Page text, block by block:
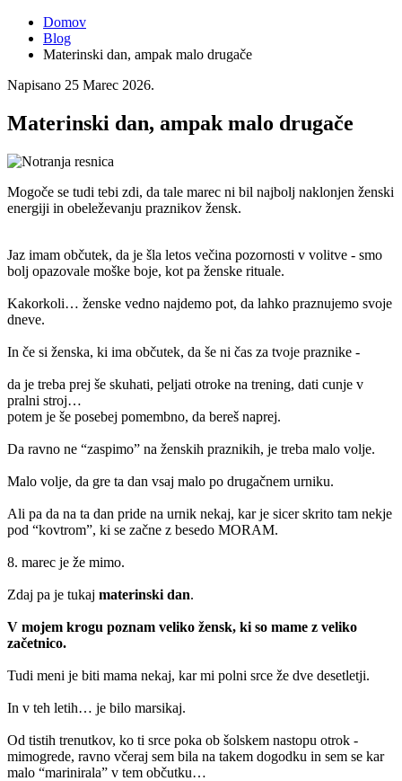
Domov
Blog
Materinski dan, ampak malo drugače
Napisano 25 Marec 2026.
Materinski dan, ampak malo drugače
Mogoče se tudi tebi zdi, da tale marec ni bil najbolj naklonjen ženski
energiji in obeleževanju praznikov žensk.
Jaz imam občutek, da je šla letos večina pozornosti v volitve - smo
bolj opazovale moške boje, kot pa ženske rituale.
Kakorkoli… ženske vedno najdemo pot, da lahko praznujemo svoje
dneve.
In če si ženska, ki ima občutek, da še ni čas za tvoje praznike -
da je treba prej še skuhati, peljati otroke na trening, dati cunje v
pralni stroj…
potem je še posebej pomembno, da bereš naprej.
Da ravno ne “zaspimo” na ženskih praznikih, je treba malo volje.
Malo volje, da gre ta dan vsaj malo po drugačnem urniku.
Ali pa da na ta dan pride na urnik nekaj, kar je sicer skrito tam nekje
pod “kovtrom”, ki se začne z besedo MORAM.
8. marec je že mimo.
Zdaj pa je tukaj materinski dan.
V mojem krogu poznam veliko žensk, ki so mame z veliko
začetnico.
Tudi meni je biti mama nekaj, kar mi polni srce že dve desetletji.
In v teh letih… je bilo marsikaj.
Od tistih trenutkov, ko ti srce poka ob šolskem nastopu otrok -
mimogrede, ravno včeraj sem bila na takem dogodku in sem se kar
malo “marinirala” v tem občutku…